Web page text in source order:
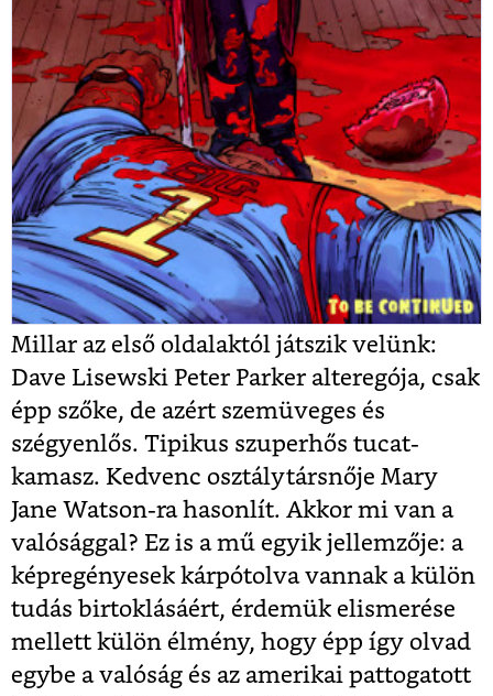
Millar az első oldalaktól játszik velünk:
Dave Lisewski Peter Parker alteregója, csak
épp szőke, de azért szemüveges és
szégyenlős. Tipikus szuperhős tucat-
kamasz. Kedvenc osztálytársnője Mary
Jane Watson-ra hasonlít. Akkor mi van a
valósággal? Ez is a mű egyik jellemzője: a
képregényesek kárpótolva vannak a külön
tudás birtoklásáért, érdemük elismerése
mellett külön élmény, hogy épp így olvad
egybe a valóság és az amerikai pattogatott